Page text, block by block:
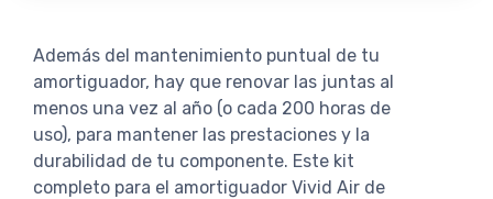
Además del mantenimiento puntual de tu
amortiguador, hay que renovar las juntas al
menos una vez al año (o cada 200 horas de
uso), para mantener las prestaciones y la
durabilidad de tu componente. Este kit
completo para el amortiguador Vivid Air de